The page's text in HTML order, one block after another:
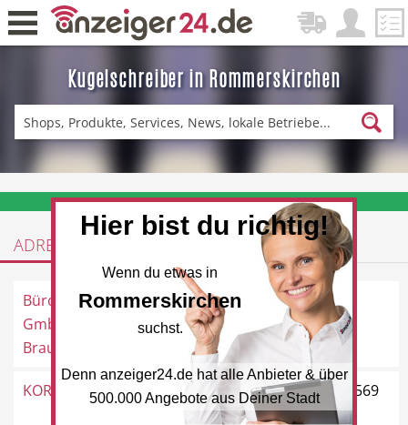
Kugelschreiber in Rommerskirchen
Zurück
Fitness & Sport Einkaufen
DE-News News
Restaurant Hotel
❤️ Aktuelle Angebote & Prospekte per Newsletter erhalten
ADRESSEN
Büromaschinen
GmbH Heinrich
Braun
Venloer Straße 55, 41569
Rommerskirchen
KORES
Rudolf-Diesel-Straße 19, 41569
Rommerskirchen
Hier bist du richtig!
Wenn du etwas in
Rommerskirchen
suchst.
Denn anzeiger24.de hat alle Anbieter & über
500.000 Angebote aus Deiner Stadt